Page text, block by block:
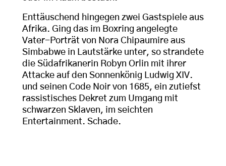
Enttäuschend hingegen zwei Gastspiele aus
Afrika. Ging das im Boxring angelegte
Vater-Porträt von Nora Chipaumire aus
Simbabwe in Lautstärke unter, so strandete
die Südafrikanerin Robyn Orlin mit ihrer
Attacke auf den Sonnenkönig Ludwig XIV.
und seinen Code Noir von 1685, ein zutiefst
rassistisches Dekret zum Umgang mit
schwarzen Sklaven, im seichten
Entertainment. Schade.